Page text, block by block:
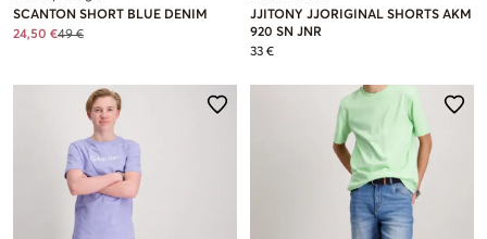
SCANTON SHORT BLUE DENIM
24,50 €49 €
JJITONY JJORIGINAL SHORTS AKM
920 SN JNR
33 €